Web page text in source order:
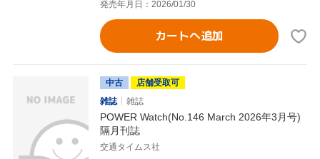
発売年月日：2026/01/30
カートへ追加
中古
店舗受取可
雑誌
雑誌
POWER Watch(No.146 March 2026年3月号)
隔月刊誌
交通タイムス社